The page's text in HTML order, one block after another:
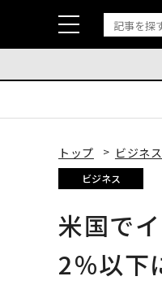
トップ ビジネス
ビジネス
米国で
2％以下